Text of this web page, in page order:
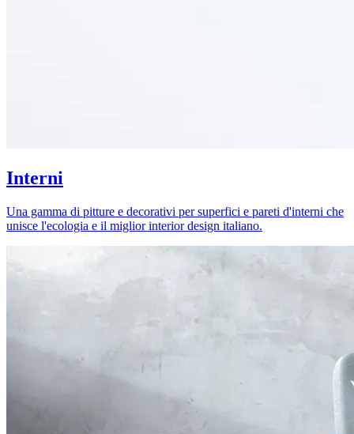
Interni
Una gamma di pitture e decorativi per superfici e pareti d'interni che
unisce l'ecologia e il miglior interior design italiano.